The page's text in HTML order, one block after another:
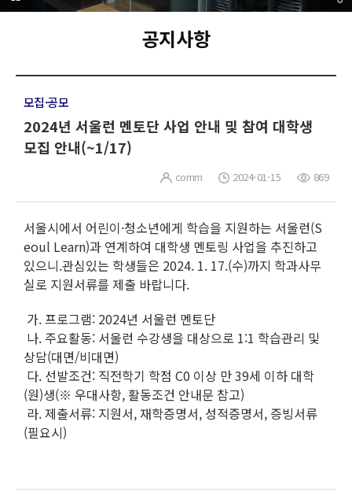
공지사항
모집·공모
2024년 서울런 멘토단 사업 안내 및 참여 대학생
모집 안내(~1/17)
comm 2024-01-15 869
서울시에서 어린이·청소년에게 학습을 지원하는 서울런(S
eoul Learn)과 연계하여 대학생 멘토링 사업을 추진하고
있으니.관심있는 학생들은 2024. 1. 17.(수)까지 학과사무
실로 지원서류를 제출 바랍니다.
가. 프로그램: 2024년 서울런 멘토단
나. 주요활동: 서울런 수강생을 대상으로 1:1 학습관리 및
상담(대면/비대면)
다. 선발조건: 직전학기 학점 C0 이상 만 39세 이하 대학
(원)생(※ 우대사항, 활동조건 안내문 참고)
라. 제출서류: 지원서, 재학증명서, 성적증명서, 증빙서류
(필요시)